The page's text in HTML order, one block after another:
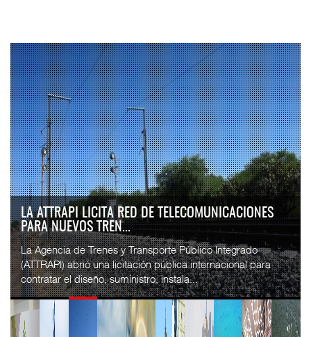
LA ATTRAPI LICITA RED DE TELECOMUNICACIONES
PARA NUEVOS TREN...
La Agencia de Trenes y Transporte Público Integrado
(ATTRAPI) abrió una licitación pública internacional para
contratar el diseño, suministro, instala...